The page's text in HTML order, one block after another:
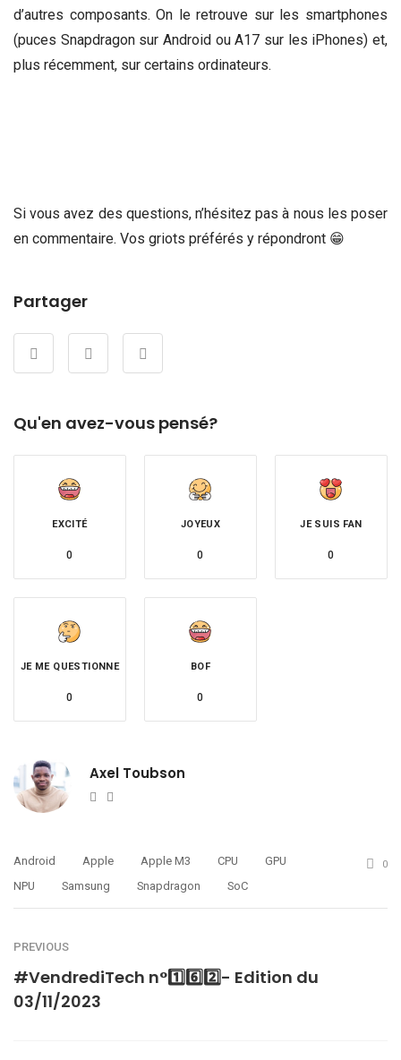
d’autres composants. On le retrouve sur les smartphones
(puces Snapdragon sur Android ou A17 sur les iPhones) et,
plus récemment, sur certains ordinateurs.
Si vous avez des questions, n’hésitez pas à nous les poser
en commentaire. Vos griots préférés y répondront 😁
Partager
Qu'en avez-vous pensé?
EXCITÉ
0
JOYEUX
0
JE SUIS FAN
0
JE ME QUESTIONNE
0
BOF
0
Axel Toubson
Website
Android Apple Apple M3 CPU
GPU
NPU
Samsung Snapdragon SoC
0
PREVIOUS
#VendrediTech n°1️⃣6️⃣2️⃣- Edition du
03/11/2023